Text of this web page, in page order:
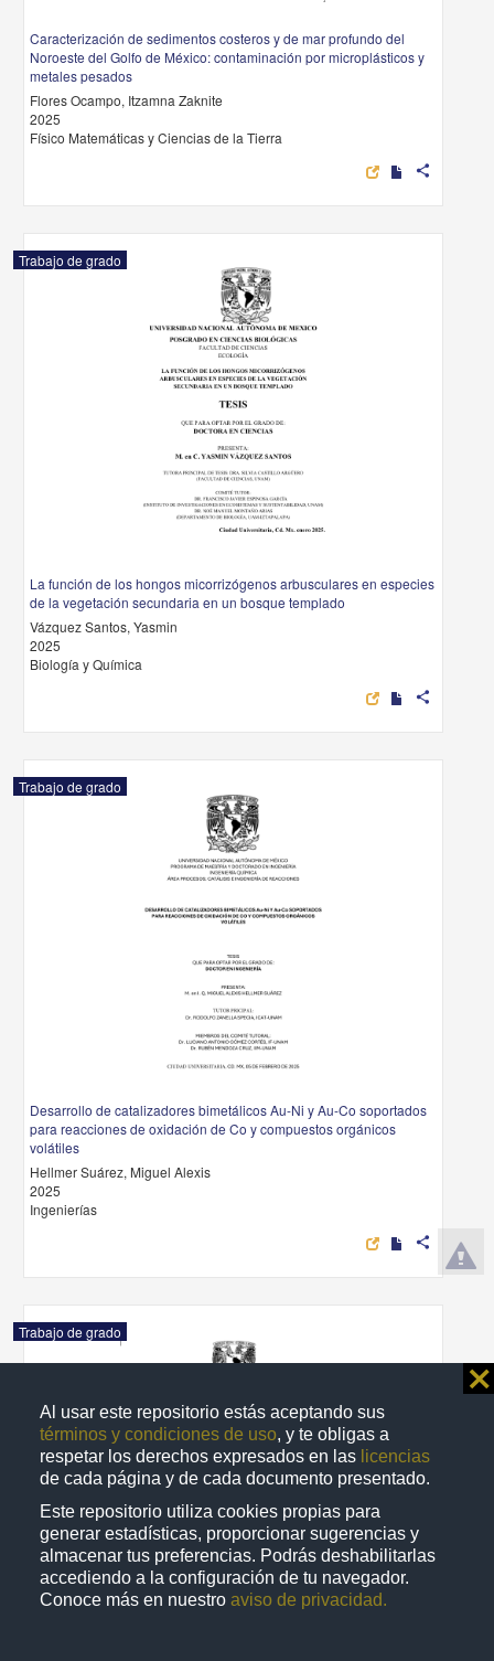
Al usar este repositorio estás aceptando sus
términos y condiciones de uso, y te obligas a
respetar los derechos expresados en las licencias
de cada página y de cada documento presentado.
Este repositorio utiliza cookies propias para
generar estadísticas, proporcionar sugerencias y
almacenar tus preferencias. Podrás deshabilitarlas
accediendo a la configuración de tu navegador.
Conoce más en nuestro aviso de privacidad.
⨯
Caracterización de sedimentos costeros y de mar profundo del
Noroeste del Golfo de México: contaminación por microplásticos y
metales pesados
Flores Ocampo, Itzamna Zaknite
2025
Físico Matemáticas y Ciencias de la Tierra
share
Trabajo de grado
La función de los hongos micorrizógenos arbusculares en especies
de la vegetación secundaria en un bosque templado
Vázquez Santos, Yasmin
2025
Biología y Química
share
Trabajo de grado
Desarrollo de catalizadores bimetálicos Au-Ni y Au-Co soportados
para reacciones de oxidación de Co y compuestos orgánicos
volátiles
Hellmer Suárez, Miguel Alexis
2025
Ingenierías
share
Trabajo de grado